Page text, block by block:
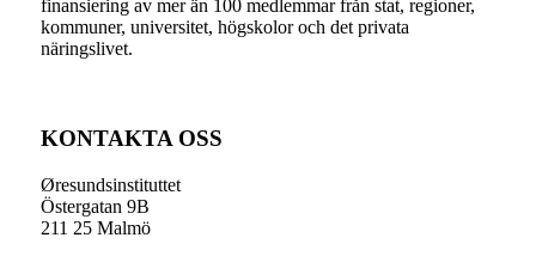
finansiering av mer än 100 medlemmar från stat, regioner,
kommuner, universitet, högskolor och det privata
näringslivet.
KONTAKTA OSS
Øresundsinstituttet
Östergatan 9B
211 25 Malmö